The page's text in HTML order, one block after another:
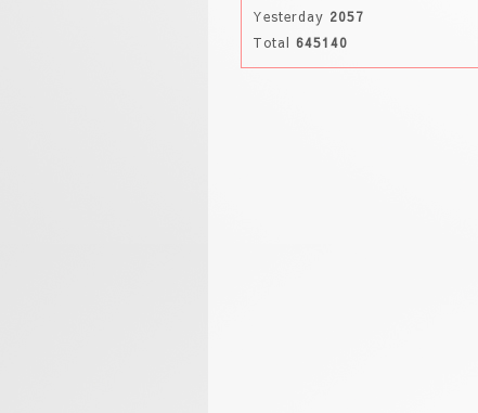
Yesterday 2057
Total 645140